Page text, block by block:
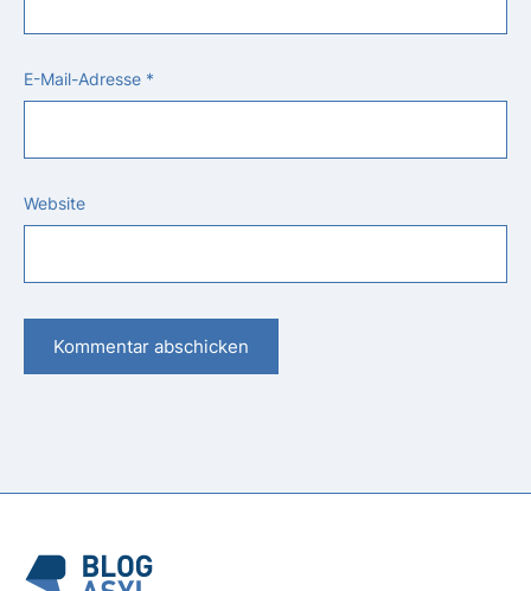
E-Mail-Adresse *
Website